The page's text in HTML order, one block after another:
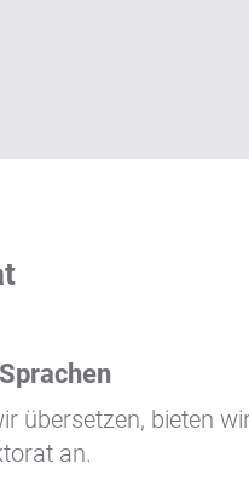
übersetzen, bieten
an.